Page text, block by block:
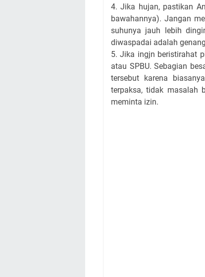
4. Jika hujan, pastikan
bawahannya). Jangan
suhunya jauh lebih
diwaspadai adalah
5. Jika ingjn beristirahat
atau SPBU. Sebagian
tersebut karena
terpaksa, tidak masalah
meminta izin.